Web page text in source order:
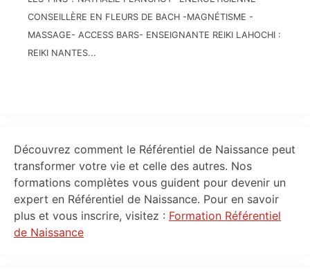
CONSEILLÈRE EN FLEURS DE BACH -MAGNÉTISME -
MASSAGE- ACCESS BARS- ENSEIGNANTE REIKI LAHOCHI :
REIKI NANTES...
Primary
Sidebar
Découvrez comment le Référentiel de Naissance peut
transformer votre vie et celle des autres. Nos
formations complètes vous guident pour devenir un
expert en Référentiel de Naissance. Pour en savoir
plus et vous inscrire, visitez : Formation Référentiel
de Naissance